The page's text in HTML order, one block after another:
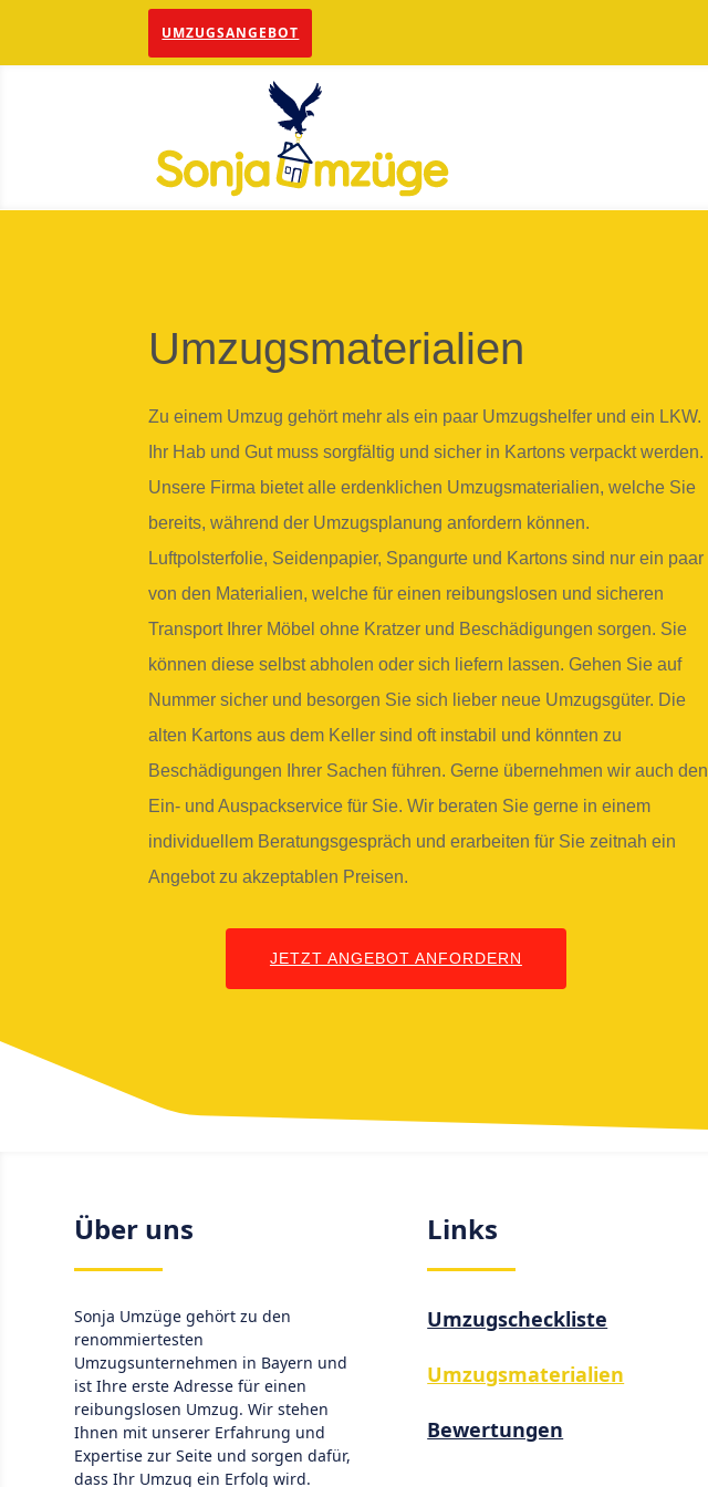
UMZUGSANGEBOT
Umzugsmaterialien
Zu einem Umzug gehört mehr als ein paar Umzugshelfer und ein LKW.
Ihr Hab und Gut muss sorgfältig und sicher in Kartons verpackt werden.
Unsere Firma bietet alle erdenklichen Umzugsmaterialien, welche Sie
bereits, während der Umzugsplanung anfordern können.
Luftpolsterfolie, Seidenpapier, Spangurte und Kartons sind nur ein paar
von den Materialien, welche für einen reibungslosen und sicheren
Transport Ihrer Möbel ohne Kratzer und Beschädigungen sorgen. Sie
können diese selbst abholen oder sich liefern lassen. Gehen Sie auf
Nummer sicher und besorgen Sie sich lieber neue Umzugsgüter. Die
alten Kartons aus dem Keller sind oft instabil und könnten zu
Beschädigungen Ihrer Sachen führen. Gerne übernehmen wir auch den
Ein- und Auspackservice für Sie. Wir beraten Sie gerne in einem
individuellem Beratungsgespräch und erarbeiten für Sie zeitnah ein
Angebot zu akzeptablen Preisen.
JETZT ANGEBOT ANFORDERN
Über uns
Sonja Umzüge gehört zu den
renommiertesten
Umzugsunternehmen in Bayern und
ist Ihre erste Adresse für einen
reibungslosen Umzug. Wir stehen
Ihnen mit unserer Erfahrung und
Expertise zur Seite und sorgen dafür,
dass Ihr Umzug ein Erfolg wird.
Links
Umzugscheckliste
Umzugsmaterialien
Bewertungen